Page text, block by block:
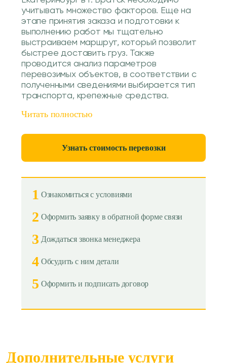
учитывать множество факторов. Еще на
этапе принятия заказа и подготовки к
выполнению работ мы тщательно
выстраиваем маршрут, который позволит
быстрее доставить груз. Также
проводится анализ параметров
перевозимых объектов, в соответствии с
полученными сведениями выбирается тип
транспорта, крепежные средства.
Читать полностью
Узнать стоимость перевозки
1 Ознакомиться с условиями
2 Оформить заявку в обратной форме связи
3 Дождаться звонка менеджера
4 Обсудить с ним детали
5 Оформить и подписать договор
Дополнительные услуги